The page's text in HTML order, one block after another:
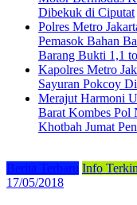
Dibekuk di Ciputat
Polres Metro
Pemasok Bahan
Barang Bukti 1,1
Kapolres Metro
Sayuran Pokcoy
Merajut Harmoni
Barat Kombes Pol
Khotbah Jumat
Berita Terbaru Info
17/05/2018